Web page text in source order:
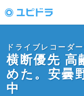
ピドラ」
ドライブレコーダ
横断優先 高
めた。安曇
中